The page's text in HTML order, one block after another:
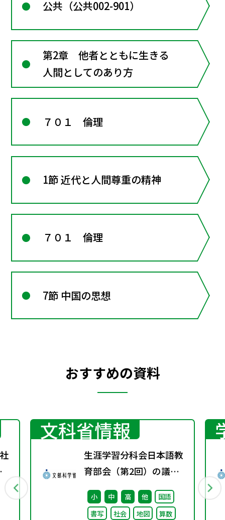
公共（公共002-901）
第2章 他者とともに生きる
人間としてのあり方
７０１ 倫理
1節 近代と人間尊重の精神
７０１ 倫理
7節 中国の思想
おすすめの資料
文科省情報
生涯学習分科会日本語教
育部会（第2回）の議事
録
小 中 高 他
国語
書写
社会 地図 算数